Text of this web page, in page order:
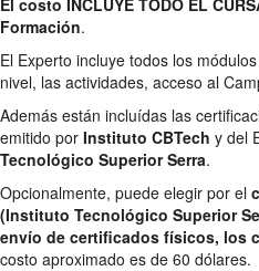
Formación.
El Experto incluye todos los
nivel, las actividades, acceso al
Además están incluídas las
emitido por Instituto CBTech y del
Tecnológico Superior Serra.
Opcionalmente, puede elegir por el
(Instituto Tecnológico Superior
envío de certificados físicos, los
costo aproximado es de 60 dólares.